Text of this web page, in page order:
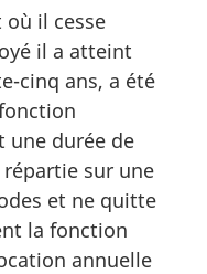
il cesse
il a atteint
cinq ans, a été
une durée de
sur une
et ne quitte
la fonction
annuelle